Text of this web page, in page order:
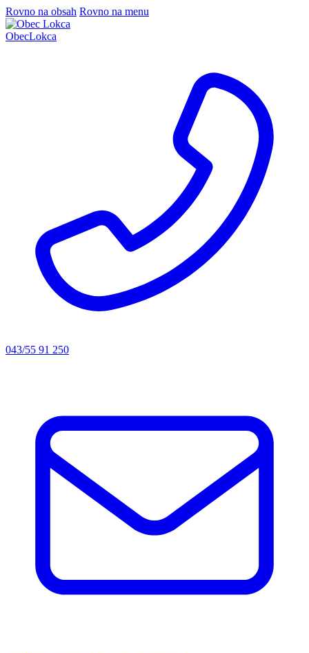
Rovno na obsah Rovno na menu
ObecLokca
043/55 91 250